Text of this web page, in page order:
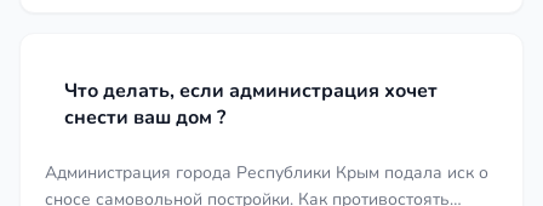
цену влияют тип недвижимости, объем проверки,
наличие спора и необходимость участия в суде. В
различаются, поэтому ориентироваться удобнее
Что делать, если администрация хочет
снести ваш дом ?
Администрация города Республики Крым подала иск о
сносе самовольной постройки. Как противостоять